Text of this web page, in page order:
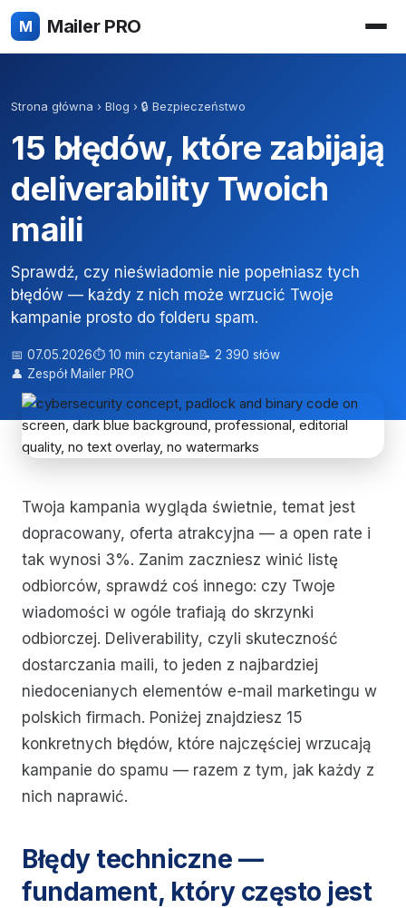
M Mailer PRO
Strona główna › Blog › 🔒 Bezpieczeństwo
15 błędów, które zabijają
deliverability Twoich
maili
Sprawdź, czy nieświadomie nie popełniasz tych
błędów — każdy z nich może wrzucić Twoje
kampanie prosto do folderu spam.
📅 07.05.2026⏱ 10 min czytania📝 2 390 słów
👤 Zespół Mailer PRO
Twoja kampania wygląda świetnie, temat jest
dopracowany, oferta atrakcyjna — a open rate i
tak wynosi 3%. Zanim zaczniesz winić listę
odbiorców, sprawdź coś innego: czy Twoje
wiadomości w ogóle trafiają do skrzynki
odbiorczej. Deliverability, czyli skuteczność
dostarczania maili, to jeden z najbardziej
niedocenianych elementów e-mail marketingu w
polskich firmach. Poniżej znajdziesz 15
konkretnych błędów, które najczęściej wrzucają
kampanie do spamu — razem z tym, jak każdy z
nich naprawić.
Błędy techniczne —
fundament, który często jest